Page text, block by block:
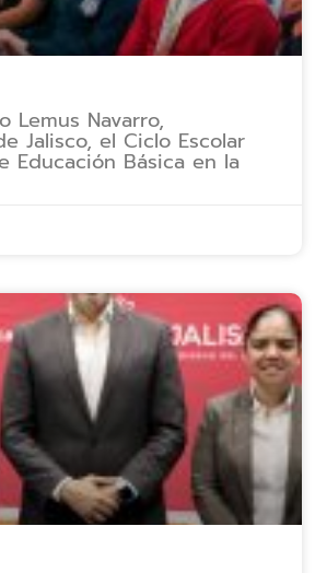
Lemus Navarro,
Jalisco, el Ciclo Escolar
Educación Básica en la